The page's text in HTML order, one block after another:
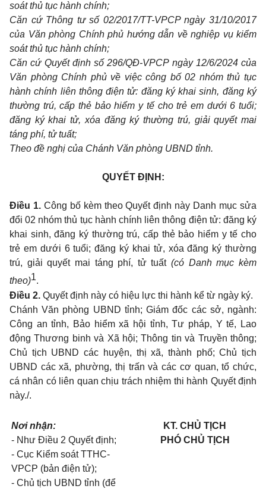
soát thủ tục hành chính;
Căn cứ Thông tư số 02/2017/TT-VPCP ngày 31/10/2017
của Văn phòng Chính phủ hướng dẫn về nghiệp vụ kiểm
soát thủ tục hành chính;
Căn cứ Quyết định số 296/QĐ-VPCP ngày 12/6/2024 của
Văn phòng Chính phủ về việc công bố 02 nhóm thủ tục
hành chính liên thông điện tử: đăng ký khai sinh, đăng ký
thường trú, cấp thẻ bảo hiểm y tế cho trẻ em dưới 6 tuổi;
đăng ký khai tử, xóa đăng ký thường trú, giải quyết mai
táng phí, tử tuất;
Theo đề nghị của Chánh Văn phòng UBND tỉnh.
QUYẾT ĐỊNH:
Điều 1.Công bố kèm theo Quyết định này Danh mục sửa
đổi 02 nhóm thủ tục hành chính liên thông điện tử: đăng ký
khai sinh, đăng ký thường trú, cấp thẻ bảo hiểm y tế cho
trẻ em dưới 6 tuổi; đăng ký khai tử, xóa đăng ký thường
trú, giải quyết mai táng phí, tử tuất(có Danh mục kèm
theo)1.
Điều 2. Quyết định này có hiệu lực thi hành kể từ ngày ký.
Chánh Văn phòng UBND tỉnh; Giám đốc các sở, ngành:
Công an tỉnh, Bảo hiểm xã hội tỉnh, Tư pháp, Y tế, Lao
động Thương binh và Xã hội; Thông tin và Truyền thông;
Chủ tịch UBND các huyện, thị xã, thành phố; Chủ tịch
UBND các xã, phường, thị trấn và các cơ quan, tổ chức,
cá nhân có liên quan chịu trách nhiệm thi hành Quyết định
này./.
Nơi nhận:
- Như Điều 2 Quyết định;
- Cục Kiểm soát TTHC-
VPCP (bản điện tử);
- Chủ tịch UBND tỉnh (để
KT. CHỦ TỊCH
PHÓ CHỦ TỊCH